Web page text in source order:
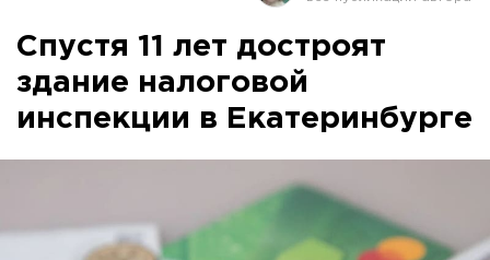
Спустя 11 лет достроят
здание налоговой
инспекции в Екатеринбурге